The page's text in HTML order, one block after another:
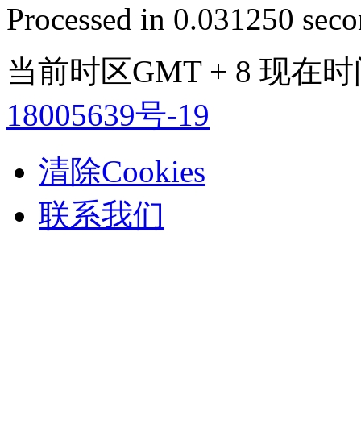
Processed in 0.031250
当前时区GMT + 8 现在
18005639号-19
清除Cookies
联系我们